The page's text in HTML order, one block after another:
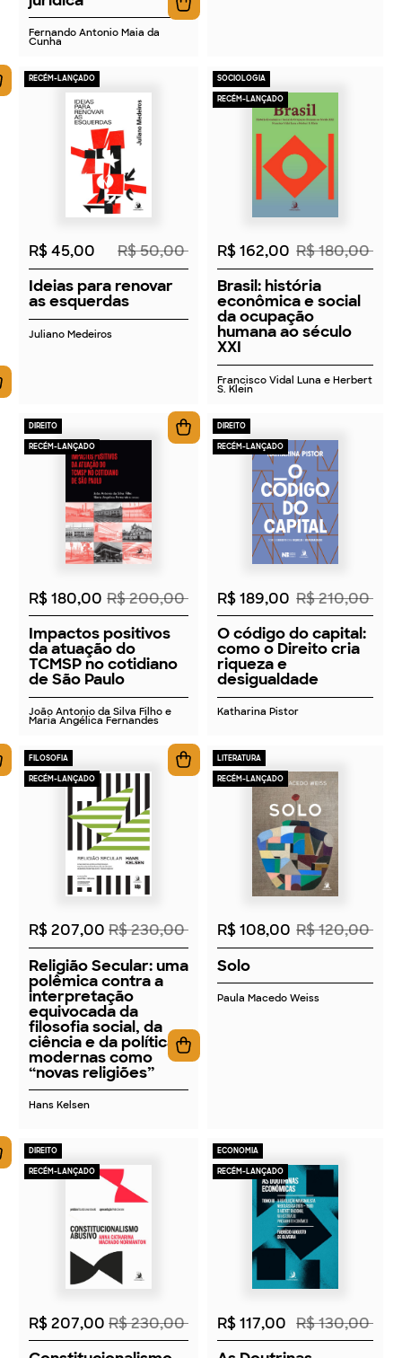
Fernando Antonio Maia da
Cunha
RECÉM-LANÇADO
2026
R$ 45,00
R$ 50,00
Ideias para renovar
as esquerdas
Juliano Medeiros
SOCIOLOGIA
RECÉM-LANÇADO
2026
R$ 162,00 R$ 180,00
Brasil: história
econômica e social
da ocupação
humana ao século
XXI
Francisco Vidal Luna e Herbert
S. Klein
DIREITO
RECÉM-LANÇADO
2026
R$ 180,00 R$ 200,00
Impactos positivos
da atuação do
TCMSP no cotidiano
de São Paulo
João Antonio da Silva Filho e
Maria Angélica Fernandes
DIREITO
RECÉM-LANÇADO
2026
R$ 189,00 R$ 210,00
O código do capital:
como o Direito cria
riqueza e
desigualdade
Katharina Pistor
FILOSOFIA
RECÉM-LANÇADO
2026
R$ 207,00 R$ 230,00
Religião Secular: uma
polêmica contra a
interpretação
equivocada da
filosofia social, da
ciência e da política
modernas como
“novas religiões”
Hans Kelsen
LITERATURA
RECÉM-LANÇADO
2026
R$ 108,00 R$ 120,00
Solo
Paula Macedo Weiss
DIREITO
RECÉM-LANÇADO
2026
R$ 207,00 R$ 230,00
ECONOMIA
RECÉM-LANÇADO
2026
R$ 117,00 R$ 130,00